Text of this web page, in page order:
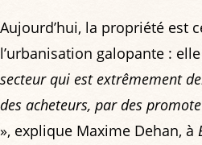
Aujourd’hui, la propriété est
l’urbanisation galopante : elle
secteur qui est extrêmement
des acheteurs, par des
», explique Maxime Dehan, à